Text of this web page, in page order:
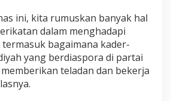
ini, kita rumuskan banyak hal
dalam menghadapi
bagaimana kader-
yang berdiaspora di partai
teladan dan bekerja